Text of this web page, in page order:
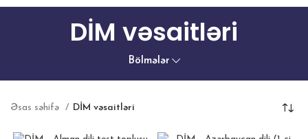
DİM vəsaitləri
Bölmələr
Əsas səhifə DİM vəsaitləri